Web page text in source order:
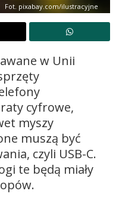
Fot. pixabay.com/ilustracyjne
w Unii
cyfrowe,
myszy
muszą być
czyli USB-C.
te będą miały